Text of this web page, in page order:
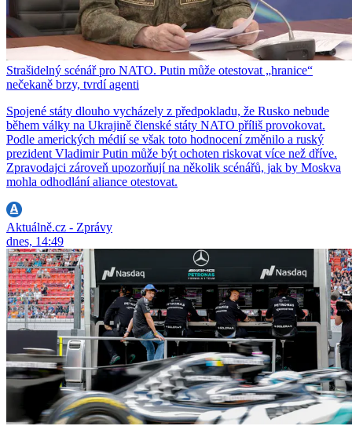
Strašidelný scénář pro NATO. Putin může otestovat „hranice“
nečekaně brzy, tvrdí agenti
Spojené státy dlouho vycházely z předpokladu, že Rusko nebude
během války na Ukrajině členské státy NATO příliš provokovat.
Podle amerických médií se však toto hodnocení změnilo a ruský
prezident Vladimir Putin může být ochoten riskovat více než dříve.
Zpravodajci zároveň upozorňují na několik scénářů, jak by Moskva
mohla odhodlání aliance otestovat.
Aktuálně.cz - Zprávy
dnes, 14:49